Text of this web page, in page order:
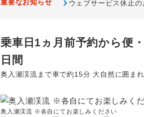
重要なお知らせ ウェブサービス休止
乗車日1ヵ月前予約から便
日間
奥入瀬渓流まで車で約15分 大自然に囲ま
奥入瀬渓流 ※各自にてお楽しみください